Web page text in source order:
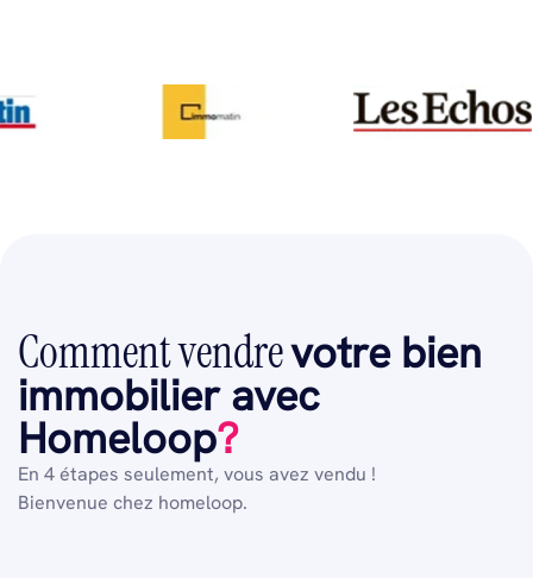
Comment vendrevotre bien
immobilier avec
Homeloop?
En 4 étapes seulement, vous avez vendu !
Bienvenue chez homeloop.